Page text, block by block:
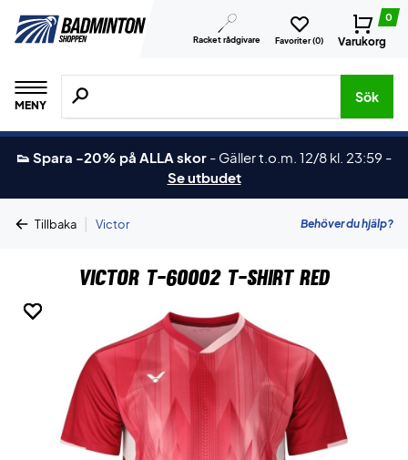
Racket rådgivare Favoriter (0)
0
Varukorg
MENY
Sök efter produkter, märken osv.
Sök
👟 Spara -20% på ALLA skor - Gäller t.o.m. 12/8 kl. 23:59 -
Se utbudet
Tillbaka | Victor Behöver du hjälp?
Victor T-60002 T-shirt Red